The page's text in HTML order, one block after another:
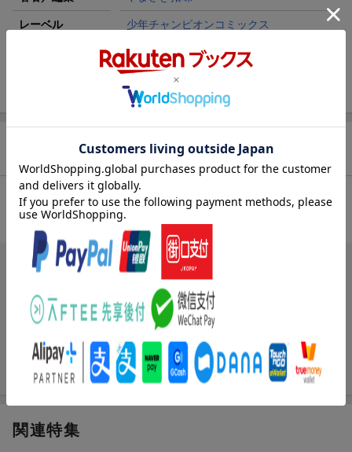
レーベル 少年チャンピオンコミックス
秋田書店
9784253054683
商品レビュー（1件）
総合評価：
条件に満たないため、評価は表示できません。
ブックスのレビュー
まだレビューがありません。
関連特集